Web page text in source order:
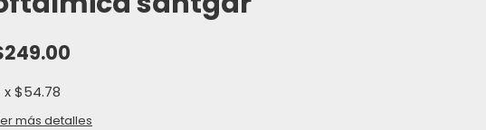
x$54.78
más detalles